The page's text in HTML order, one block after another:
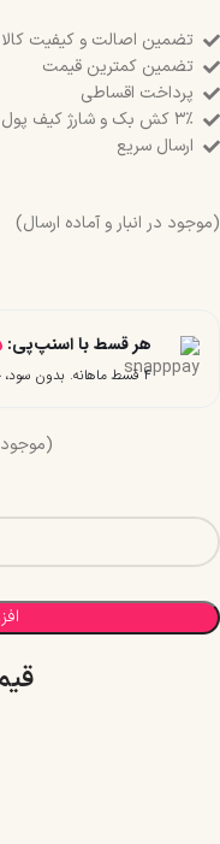
تضمین اصالت و کیفیت کالا
تضمین کمترین قیمت
پرداخت اقساطی
۳٪ کش بک و شارژ کیف پول
ارسال سریع
(موجود در انبار و آماده ارسال)
هر قسط با اسنپ‌پی:
۴ قسط ماهانه. بدون سود، چک و ضامن.
(موجود